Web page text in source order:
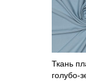
Ткань
голубо-